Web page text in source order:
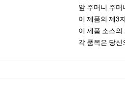
앞 주머니 주
이 제품의 제3
이 제품 소스
각 품목은 당